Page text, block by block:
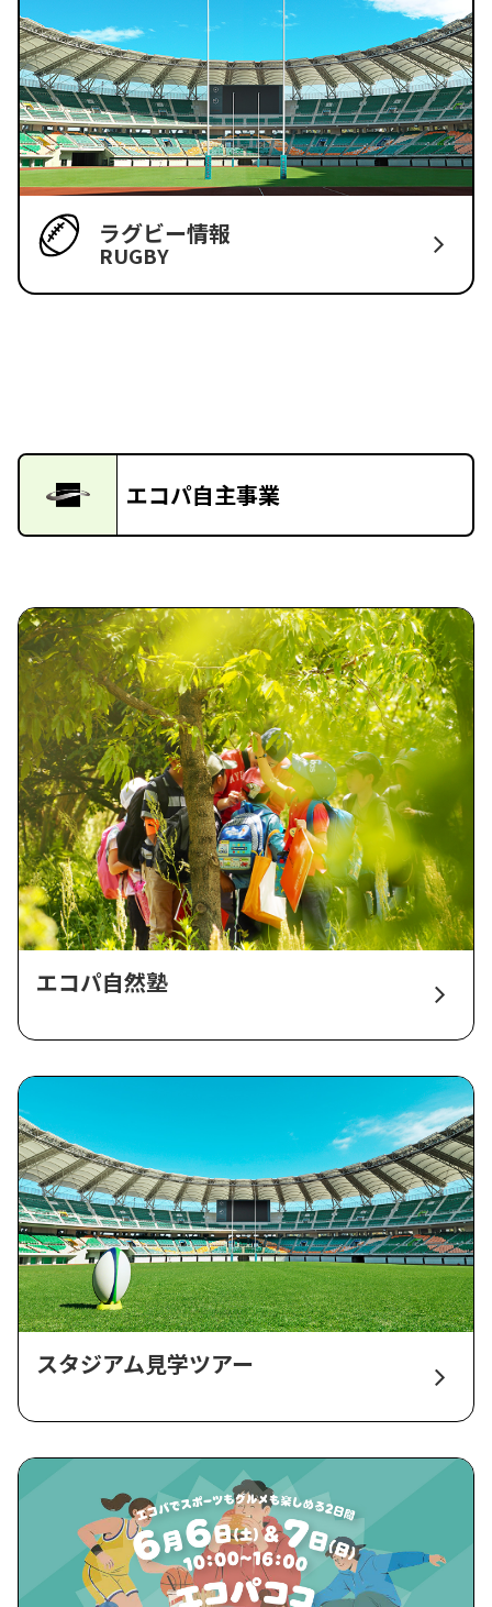
ラグビー情報
RUGBY
エコパ自主事業
エコパ自然塾
スタジアム見学ツアー